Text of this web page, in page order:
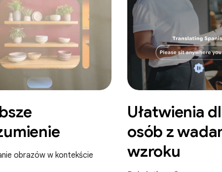
obrazów w kontekście
Ułatwienia
osób z
wzroku